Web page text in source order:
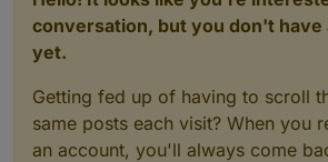
conversation, but you don't have
yet.
Getting fed up of having to scroll
same posts each visit? When you
an account, you'll always come